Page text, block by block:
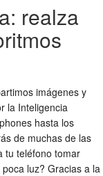
realza
imágenes y
la Inteligencia
hasta los
de muchas de las
tu teléfono tomar
luz? Gracias a la